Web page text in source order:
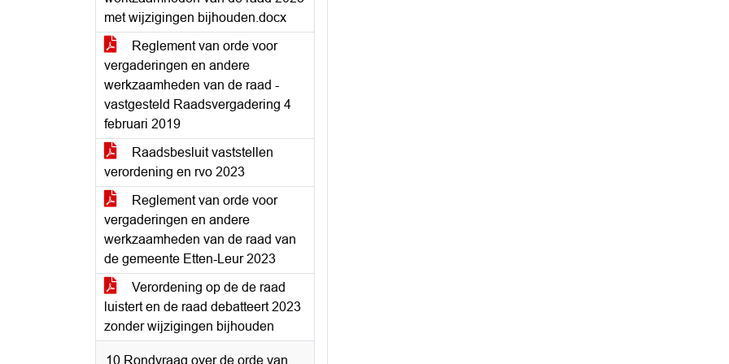
met wijzigingen bijhouden.docx
Reglement van orde voor
vergaderingen en andere
werkzaamheden van de raad -
vastgesteld Raadsvergadering 4
februari 2019
Raadsbesluit vaststellen
verordening en rvo 2023
Reglement van orde voor
vergaderingen en andere
werkzaamheden van de raad van
de gemeente Etten-Leur 2023
Verordening op de de raad
luistert en de raad debatteert 2023
zonder wijzigingen bijhouden
10 Rondvraag over de orde van